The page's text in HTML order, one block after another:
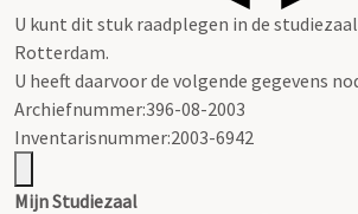
U kunt dit stuk raadplegen in de
Rotterdam.
U heeft daarvoor de volgende gegevens
Archiefnummer:396-08-2003
Inventarisnummer:2003-6942
Mijn Studiezaal